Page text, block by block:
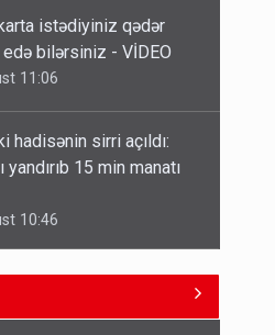
hadisənin sirri açıldı:
15 min manatı
ilə bağlı VACİB
- Saat 11:00-dan…
09:15
dönüşü yox: Bakı-
qatarına bilet